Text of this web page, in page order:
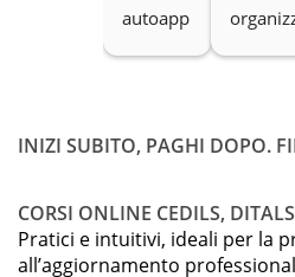
autoapp
ante
bilità.
INIZI SUBITO, PAGHI DOPO.
CORSI ONLINE CEDILS,
Pratici e intuitivi, ideali per la
all’aggiornamento